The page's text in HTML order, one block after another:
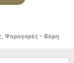
Ψαραγορές - Βάρη